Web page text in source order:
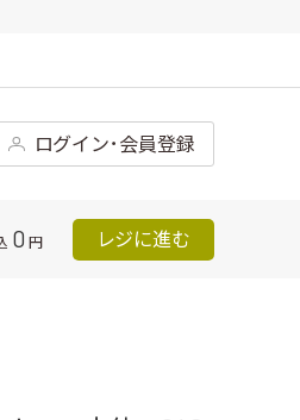
ログイン･会員登録
0 円 レジに進む